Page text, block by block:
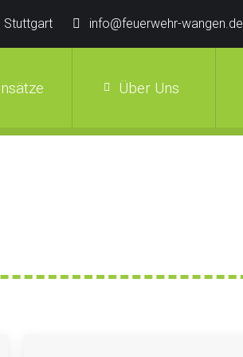
Stuttgart info@feuerwehr-wangen.de
Über Uns